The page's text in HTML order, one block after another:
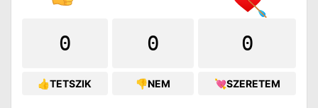
0
👍TETSZIK
0
👎NEM
0
💘SZERETEM